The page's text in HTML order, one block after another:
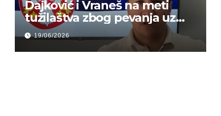
Dajković i Vraneš na meti
tužilaštva zbog pevanja uz
gusle
19/06/2026